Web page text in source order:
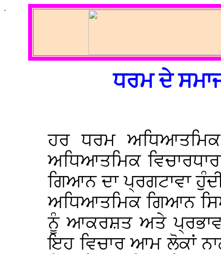
.
ਧਰਮ ਦੇ
ਹਰ ਧਰਮ ਅਧਿਆਤਮਿਕ
ਅਧਿਆਤਮਿਕ
ਗਿਆਨ ਦਾ ਪ੍ਰਗਟਾਵਾ
ਅਧਿਆਤਮਿਕ ਗਿਆਨ
ਨੂੰ ਆਕਰਸ਼ਤ ਅਤੇ
ਇਹ ਵਿਚਾਰ ਆਮ ਲੋਕਾਂ